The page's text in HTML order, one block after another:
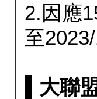
2.因應
至2023/
▌大聯